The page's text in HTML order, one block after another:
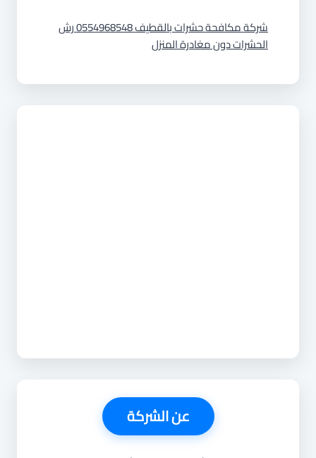
شركة مكافحة حشرات بالقطيف 0554968548 رش
الحشرات دون مغادرة المنزل
عن الشركة